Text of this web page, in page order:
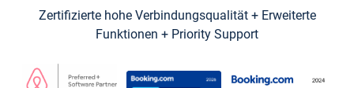
Zertifizierte hohe Verbindungsqualität + Erweiterte
Funktionen + Priority Support